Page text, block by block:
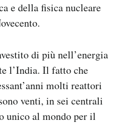
e della fisica nucleare
di più nell’energia
l’India. Il fatto che
molti reattori
venti, in sei centrali
unico al mondo per il